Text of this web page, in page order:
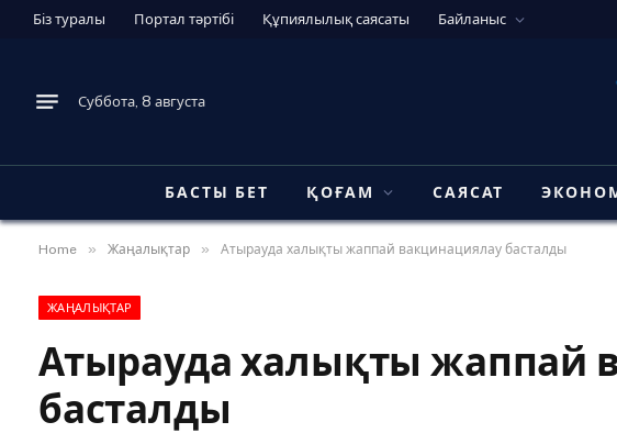
Біз туралы Портал тәртібі Құпиялылық саясаты Байланыс
Суббота, 8 августа
БАСТЫ БЕТ ҚОҒАМ САЯСАТ
Home » Жаңалықтар » Атырауда халықты жаппай вакцинациялау басталды
ЖАҢАЛЫҚТАР
Атырауда халықты жаппай
басталды